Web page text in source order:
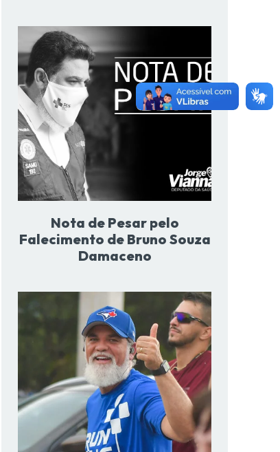
Nota de Pesar pelo
Falecimento de Bruno Souza
Damaceno